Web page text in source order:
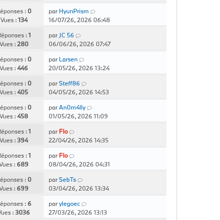
s
a
g
e
m
e
s
a
e
: 0
Vues :134
parHyunPrism
16/07/26, 2026 06:48
:1
Vues :280
par JC 56
06/06/26, 2026 07:47
: 0
Vues :446
parLarsen
20/05/26, 2026 13:24
: 0
Vues :405
parSteff86
04/05/26, 2026 14:53
: 0
Vues :458
parAn0m4lly
01/05/26, 2026 11:09
:1
Vues :394
parFlo
22/04/26, 2026 14:35
:1
: 689
parFlo
08/04/26, 2026 04:31
: 0
: 699
parSebTs
03/04/26, 2026 13:34
: 6
:3036
parylegoec
27/03/26, 2026 13:13